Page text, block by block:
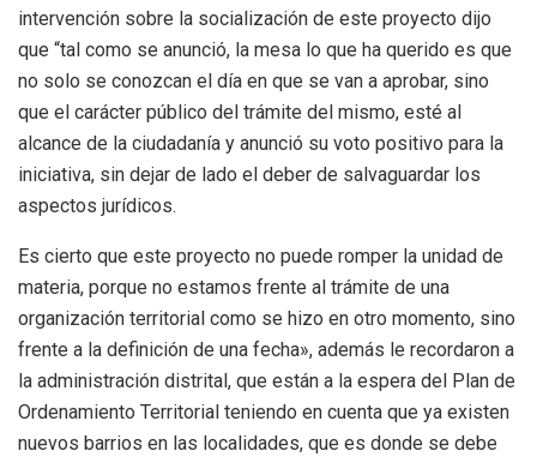
intervención sobre la socialización de este proyecto dijo
que “tal como se anunció, la mesa lo que ha querido es que
no solo se conozcan el día en que se van a aprobar, sino
que el carácter público del trámite del mismo, esté al
alcance de la ciudadanía y anunció su voto positivo para la
iniciativa, sin dejar de lado el deber de salvaguardar los
aspectos jurídicos.
Es cierto que este proyecto no puede romper la unidad de
materia, porque no estamos frente al trámite de una
organización territorial como se hizo en otro momento, sino
frente a la definición de una fecha», además le recordaron a
la administración distrital, que están a la espera del Plan de
Ordenamiento Territorial teniendo en cuenta que ya existen
nuevos barrios en las localidades, que es donde se debe